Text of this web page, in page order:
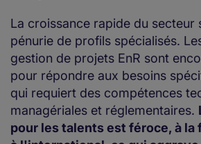
La croissance rapide du secteur
pénurie de profils spécialisés.
gestion de projets EnR sont
pour répondre aux besoins
qui requiert des compétences
managériales et réglementaires.
pour les talents est féroce, à la